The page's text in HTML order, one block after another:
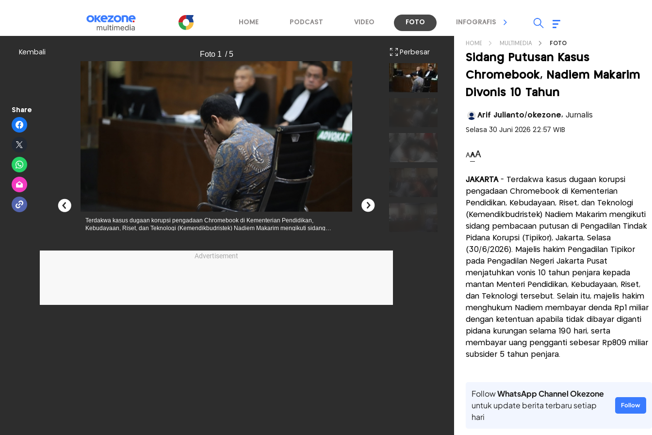
HOME PODCAST VIDEO FOTO INFOGRAFIS TV STREAMING
Kembali
Share
Foto 1 / 5 Perbesar
Terdakwa kasus dugaan korupsi pengadaan Chromebook di Kementerian Pendidikan,
Kebudayaan, Riset, dan Teknologi (Kemendikbudristek) Nadiem Makarim mengikuti sidang
Advertisement
HOME MULTIMEDIA FOTO
Sidang Putusan Kasus
Chromebook, Nadiem Makarim
Divonis 10 Tahun
Arif Julianto/okezone, Jurnalis
Selasa 30 Juni 2026 22:57 WIB
AAA
JAKARTA- Terdakwa kasus dugaan korupsi
pengadaan Chromebook di Kementerian
Pendidikan, Kebudayaan, Riset, dan Teknologi
(Kemendikbudristek) Nadiem Makarim mengikuti
sidang pembacaan putusan di Pengadilan Tindak
Pidana Korupsi (Tipikor), Jakarta, Selasa
(30/6/2026). Majelis hakim Pengadilan Tipikor
pada Pengadilan Negeri Jakarta Pusat
menjatuhkan vonis 10 tahun penjara kepada
mantan Menteri Pendidikan, Kebudayaan, Riset,
dan Teknologi tersebut. Selain itu, majelis hakim
menghukum Nadiem membayar denda Rp1 miliar
dengan ketentuan apabila tidak dibayar diganti
pidana kurungan selama 190 hari, serta
membayar uang pengganti sebesar Rp809 miliar
subsider 5 tahun penjara.
FollowWhatsApp Channel Okezone
untuk update berita terbaru setiap
hari
Follow